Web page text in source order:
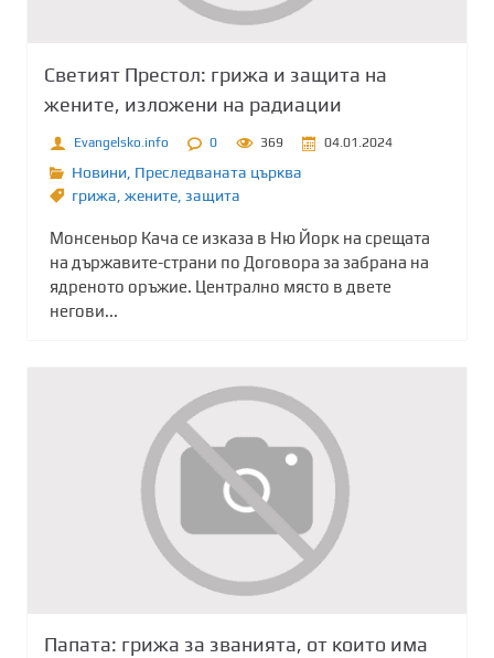
Светият Престол: грижа и защита на
жените, изложени на радиации
Evangelsko.info 0 369 04.01.2024
Новини Преследваната църква
грижа жените защита
Монсеньор Кача се изказа в Ню Йорк на срещата
на държавите-страни по Договора за забрана на
ядреното оръжие. Централно място в двете
негови...
Папата: грижа за званията, от които има